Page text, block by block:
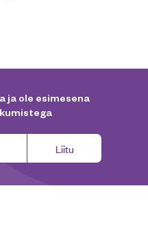
ja ole esimesena
Liitu